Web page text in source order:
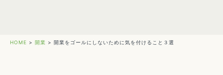
HOME > 開業 > 開業をゴールにしないために気を付けること３選